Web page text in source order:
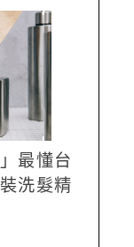
最懂台
洗髮精